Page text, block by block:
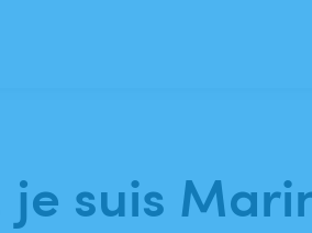
je suis